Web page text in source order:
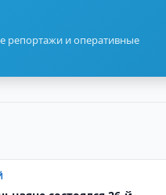
репортажи и оперативные